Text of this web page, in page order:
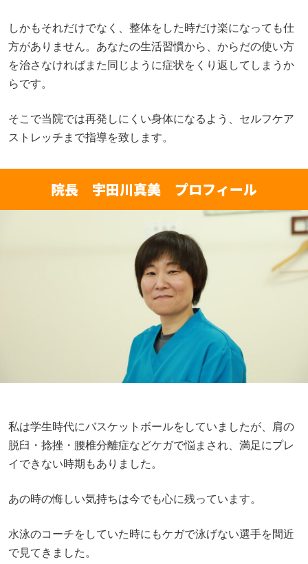
しかもそれだけでなく、整体をした時だけ楽になっても仕
方がありません。あなたの生活習慣から、からだの使い方
を治さなければまた同じように症状をくり返してしまうか
らです。
そこで当院では再発しにくい身体になるよう、セルフケア
ストレッチまで指導を致します。
院長 宇田川真美 プロフィール
私は学生時代にバスケットボールをしていましたが、肩の
脱臼・捻挫・腰椎分離症などケガで悩まされ、満足にプレ
イできない時期もありました。
あの時の悔しい気持ちは今でも心に残っています。
水泳のコーチをしていた時にもケガで泳げない選手を間近
で見てきました。